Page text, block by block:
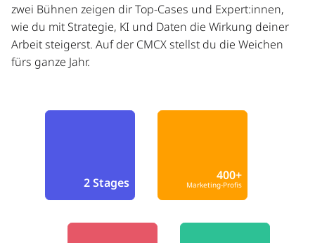
zwei Bühnen zeigen dir Top-Cases und Expert:innen,
wie du mit Strategie, KI und Daten die Wirkung deiner
Arbeit steigerst. Auf der CMCX stellst du die Weichen
fürs ganze Jahr.
2 Stages 400+
Marketing-Profis